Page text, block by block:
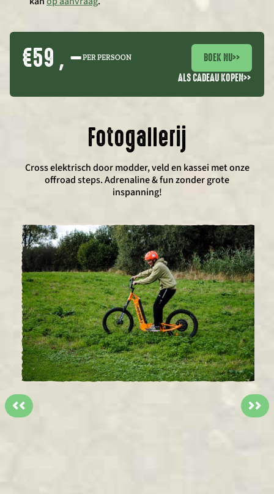
€59 , –PER PERSOON BOEK NU>>
ALS CADEAU KOPEN>>
Fotogallerij
Cross elektrisch door modder, veld en kassei met onze
offroad steps. Adrenaline & fun zonder grote
inspanning!
<< >>